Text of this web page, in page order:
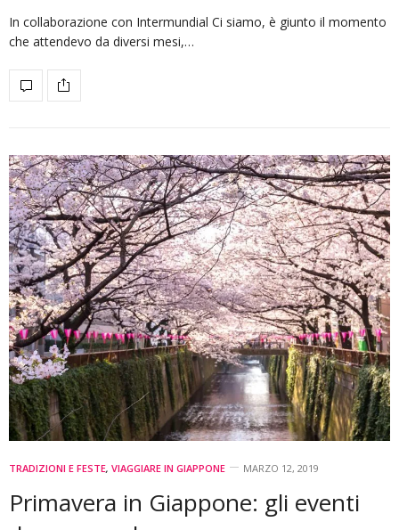
In collaborazione con Intermundial Ci siamo, è giunto il momento
che attendevo da diversi mesi,…
TRADIZIONI E FESTE, VIAGGIARE IN GIAPPONE MARZO 12, 2019
Primavera in Giappone: gli eventi